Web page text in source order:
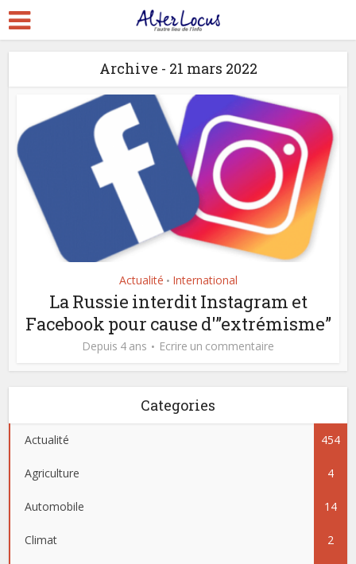
Archive - 21 mars 2022
Actualité • International
La Russie interdit Instagram et
Facebook pour cause d'”extrémisme”
Depuis 4 ans Ecrire un commentaire
Categories
Actualité 454
Agriculture 4
Automobile 14
Climat 2